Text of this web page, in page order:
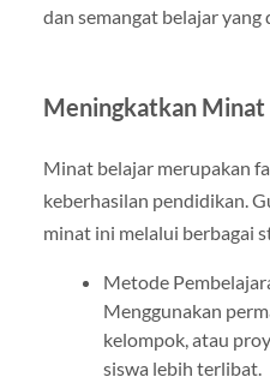
dan semangat belajar
Meningkatkan Minat
Minat belajar merupakan
keberhasilan pendidikan.
minat ini melalui berbagai
Metode
Menggunakan
kelompok, atau
siswa lebih terlibat.